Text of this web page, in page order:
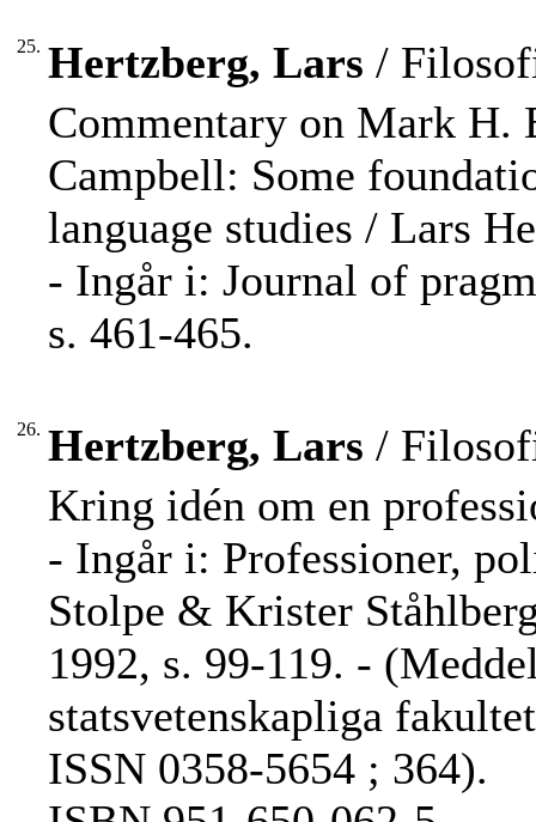
25. Hertzberg, Lars /
Commentary on Mark H.
Campbell: Some
language studies / Lars
- Ingår i: Journal of
s. 461-465.
26. Hertzberg, Lars /
Kring idén om en
- Ingår i: Professioner,
Stolpe & Krister
1992, s. 99-119. -
statsvetenskapliga
ISSN 0358-5654 ; 364).